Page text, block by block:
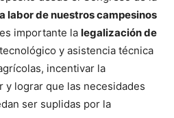
labor de nuestros campesinos
importante la legalización de
y asistencia técnica
incentivar la
lograr que las necesidades
ser suplidas por la